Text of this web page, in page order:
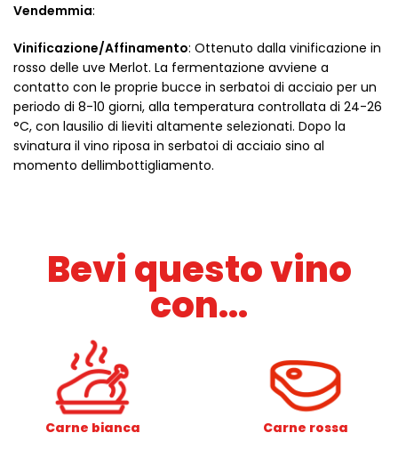
Vendemmia:
Vinificazione/Affinamento: Ottenuto dalla vinificazione in
rosso delle uve Merlot. La fermentazione avviene a
contatto con le proprie bucce in serbatoi di acciaio per un
periodo di 8-10 giorni, alla temperatura controllata di 24-26
°C, con lausilio di lieviti altamente selezionati. Dopo la
svinatura il vino riposa in serbatoi di acciaio sino al
momento dellimbottigliamento.
Bevi questo vino
con...
Carne bianca Carne rossa